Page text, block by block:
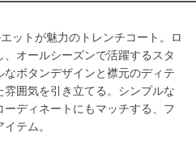
ットが魅力のトレンチコート。ロ
オールシーズンで活躍するスタ
ボタンデザインと襟元のディテ
囲気を引き立てる。シンプルな
ディネートにもマッチする、フ
テム。